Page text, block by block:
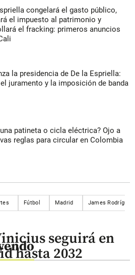
congelará el gasto público,
el impuesto al patrimonio y
el fracking: primeros anuncios
la presidencia de De la Espriella:
juramento y la imposición de banda
patineta o cicla eléctrica? Ojo a
reglas para circular en Colombia
Fútbol Madrid James Rodríguez
seguirá en
hasta 2032